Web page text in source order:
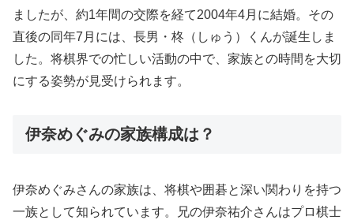
ましたが、約1年間の交際を経て2004年4月に結婚。その
直後の同年7月には、長男・柊（しゅう）くんが誕生しま
した。将棋界での忙しい活動の中で、家族との時間を大切
にする姿勢が見受けられます。
伊奈めぐみの家族構成は？
伊奈めぐみさんの家族は、将棋や囲碁と深い関わりを持つ
一族として知られています。兄の伊奈祐介さんはプロ棋士